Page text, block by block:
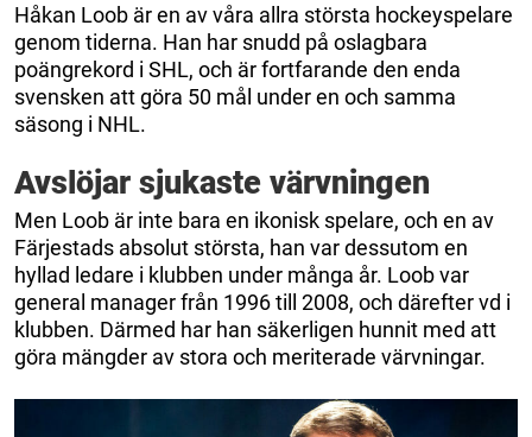
Håkan Loob är en av våra allra största hockeyspelare
genom tiderna. Han har snudd på oslagbara
poängrekord i SHL, och är fortfarande den enda
svensken att göra 50 mål under en och samma
säsong i NHL.
Avslöjar sjukaste värvningen
Men Loob är inte bara en ikonisk spelare, och en av
Färjestads absolut största, han var dessutom en
hyllad ledare i klubben under många år. Loob var
general manager från 1996 till 2008, och därefter vd i
klubben. Därmed har han säkerligen hunnit med att
göra mängder av stora och meriterade värvningar.